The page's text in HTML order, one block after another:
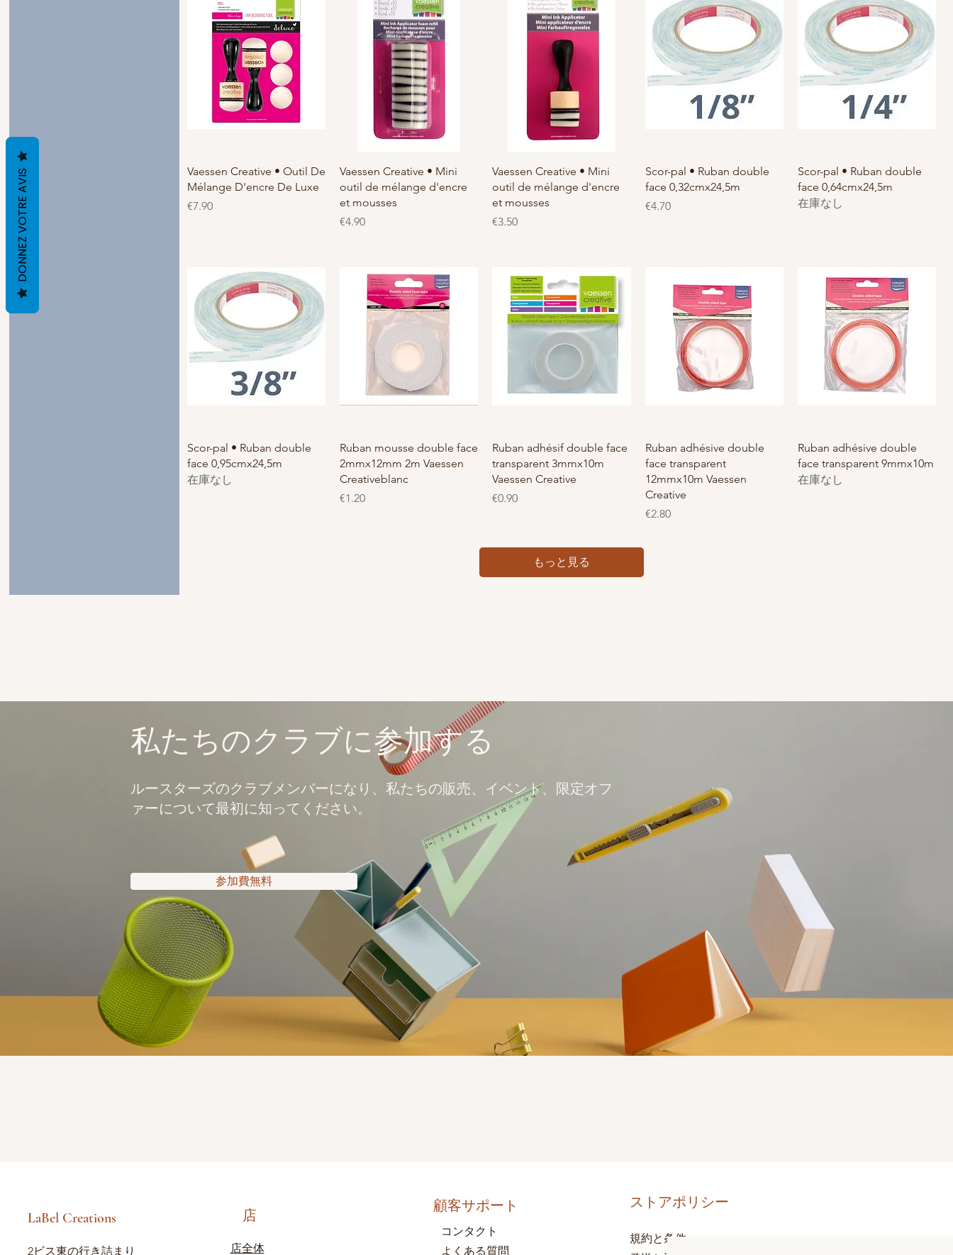
Vaessen Creative • Outil De
Mélange D'encre De Luxe
価格
€7.90
Vaessen Creative • Mini
outil de mélange d'encre
et mousses
価格
€4.90
Vaessen Creative • Mini
outil de mélange d'encre
et mousses
価格
€3.50
Scor-pal • Ruban double
face 0,32cmx24,5m
価格
€4.70
Scor-pal • Ruban double
face 0,64cmx24,5m
在庫なし
Scor-pal • Ruban double
face 0,95cmx24,5m
在庫なし
Ruban mousse double face
2mmx12mm 2m Vaessen
Creativeblanc
価格
€1.20
Ruban adhésif double face
transparent 3mmx10m
Vaessen Creative
価格
€0.90
Ruban adhésive double
face transparent
12mmx10m Vaessen
Creative
価格
€2.80
Ruban adhésive double
face transparent 9mmx10m
在庫なし
もっと見る
私たちのクラブに参加する
ルースターズのクラブメンバーになり、私たちの販売、イベント、限定オフ
ァーについて最初に知ってください。
参加費無料
LaBel Creations
2ビス東の行き詰まり
店
店全体
ストアポリシー
規約と条件
コンタクト
よくある質問
顧客サポート
DONNEZ VOTRE AVIS